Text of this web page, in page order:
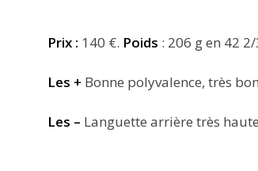
Prix : 140 €. Poids : 206 g en 42 2/
Les + Bonne polyvalence, très
Les – Languette arrière très